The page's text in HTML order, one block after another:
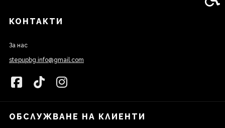
КОНТАКТИ
За нас
stepupbg.info@gmail.com
ОБСЛУЖВАНЕ НА КЛИЕНТИ